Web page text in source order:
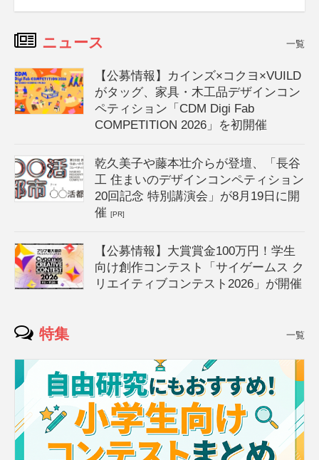
ニュース 一覧
【公募情報】カインズ×コクヨ×VUILD
がタッグ、家具・木工品デザインコン
ペティション「CDM Digi Fab
COMPETITION 2026」を初開催
乾久美子や藤本壮介らが登壇、「長谷
工 住まいのデザインコンペティション
20回記念 特別講演会」が8月19日に開
催[PR]
【公募情報】大賞賞金100万円！学生
向け創作コンテスト「サイゲームス ク
リエイティブコンテスト2026」が開催
特集 一覧